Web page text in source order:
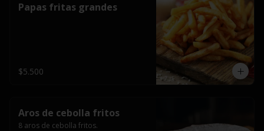
Papas fritas grandes
$5.500
Aros de cebolla fritos
8 aros de cebolla fritos.